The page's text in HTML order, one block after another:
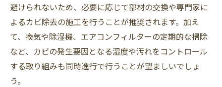
避けられないため、必要に応じて部材の交換や専門家に
よるカビ除去の施工を行うことが推奨されます。加え
て、換気や除湿機、エアコンフィルターの定期的な掃除
など、カビの発生要因となる湿度や汚れをコントロール
する取り組みも同時進行で行うことが望ましいでしょ
う。